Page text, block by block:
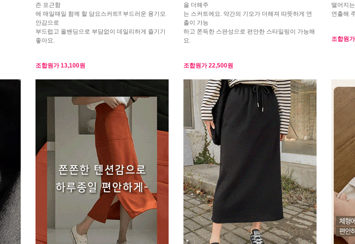
즌 포근함
에 매일매일 함께 할 담요스커트!! 부드러운 융기모
안감으로
부드럽고 올밴딩으로 부담없이 데일리하게 즐기기
좋아요.
조합원가13,100원
을 더해주
는 스커트에요. 약간의 기모가 더해져 따뜻하게 연
출이 가능
하고 쫀득한 스판성으로 편안한 스타일링이 가능해
요.
조합원가22,500원
떨어지
연출해
조합원